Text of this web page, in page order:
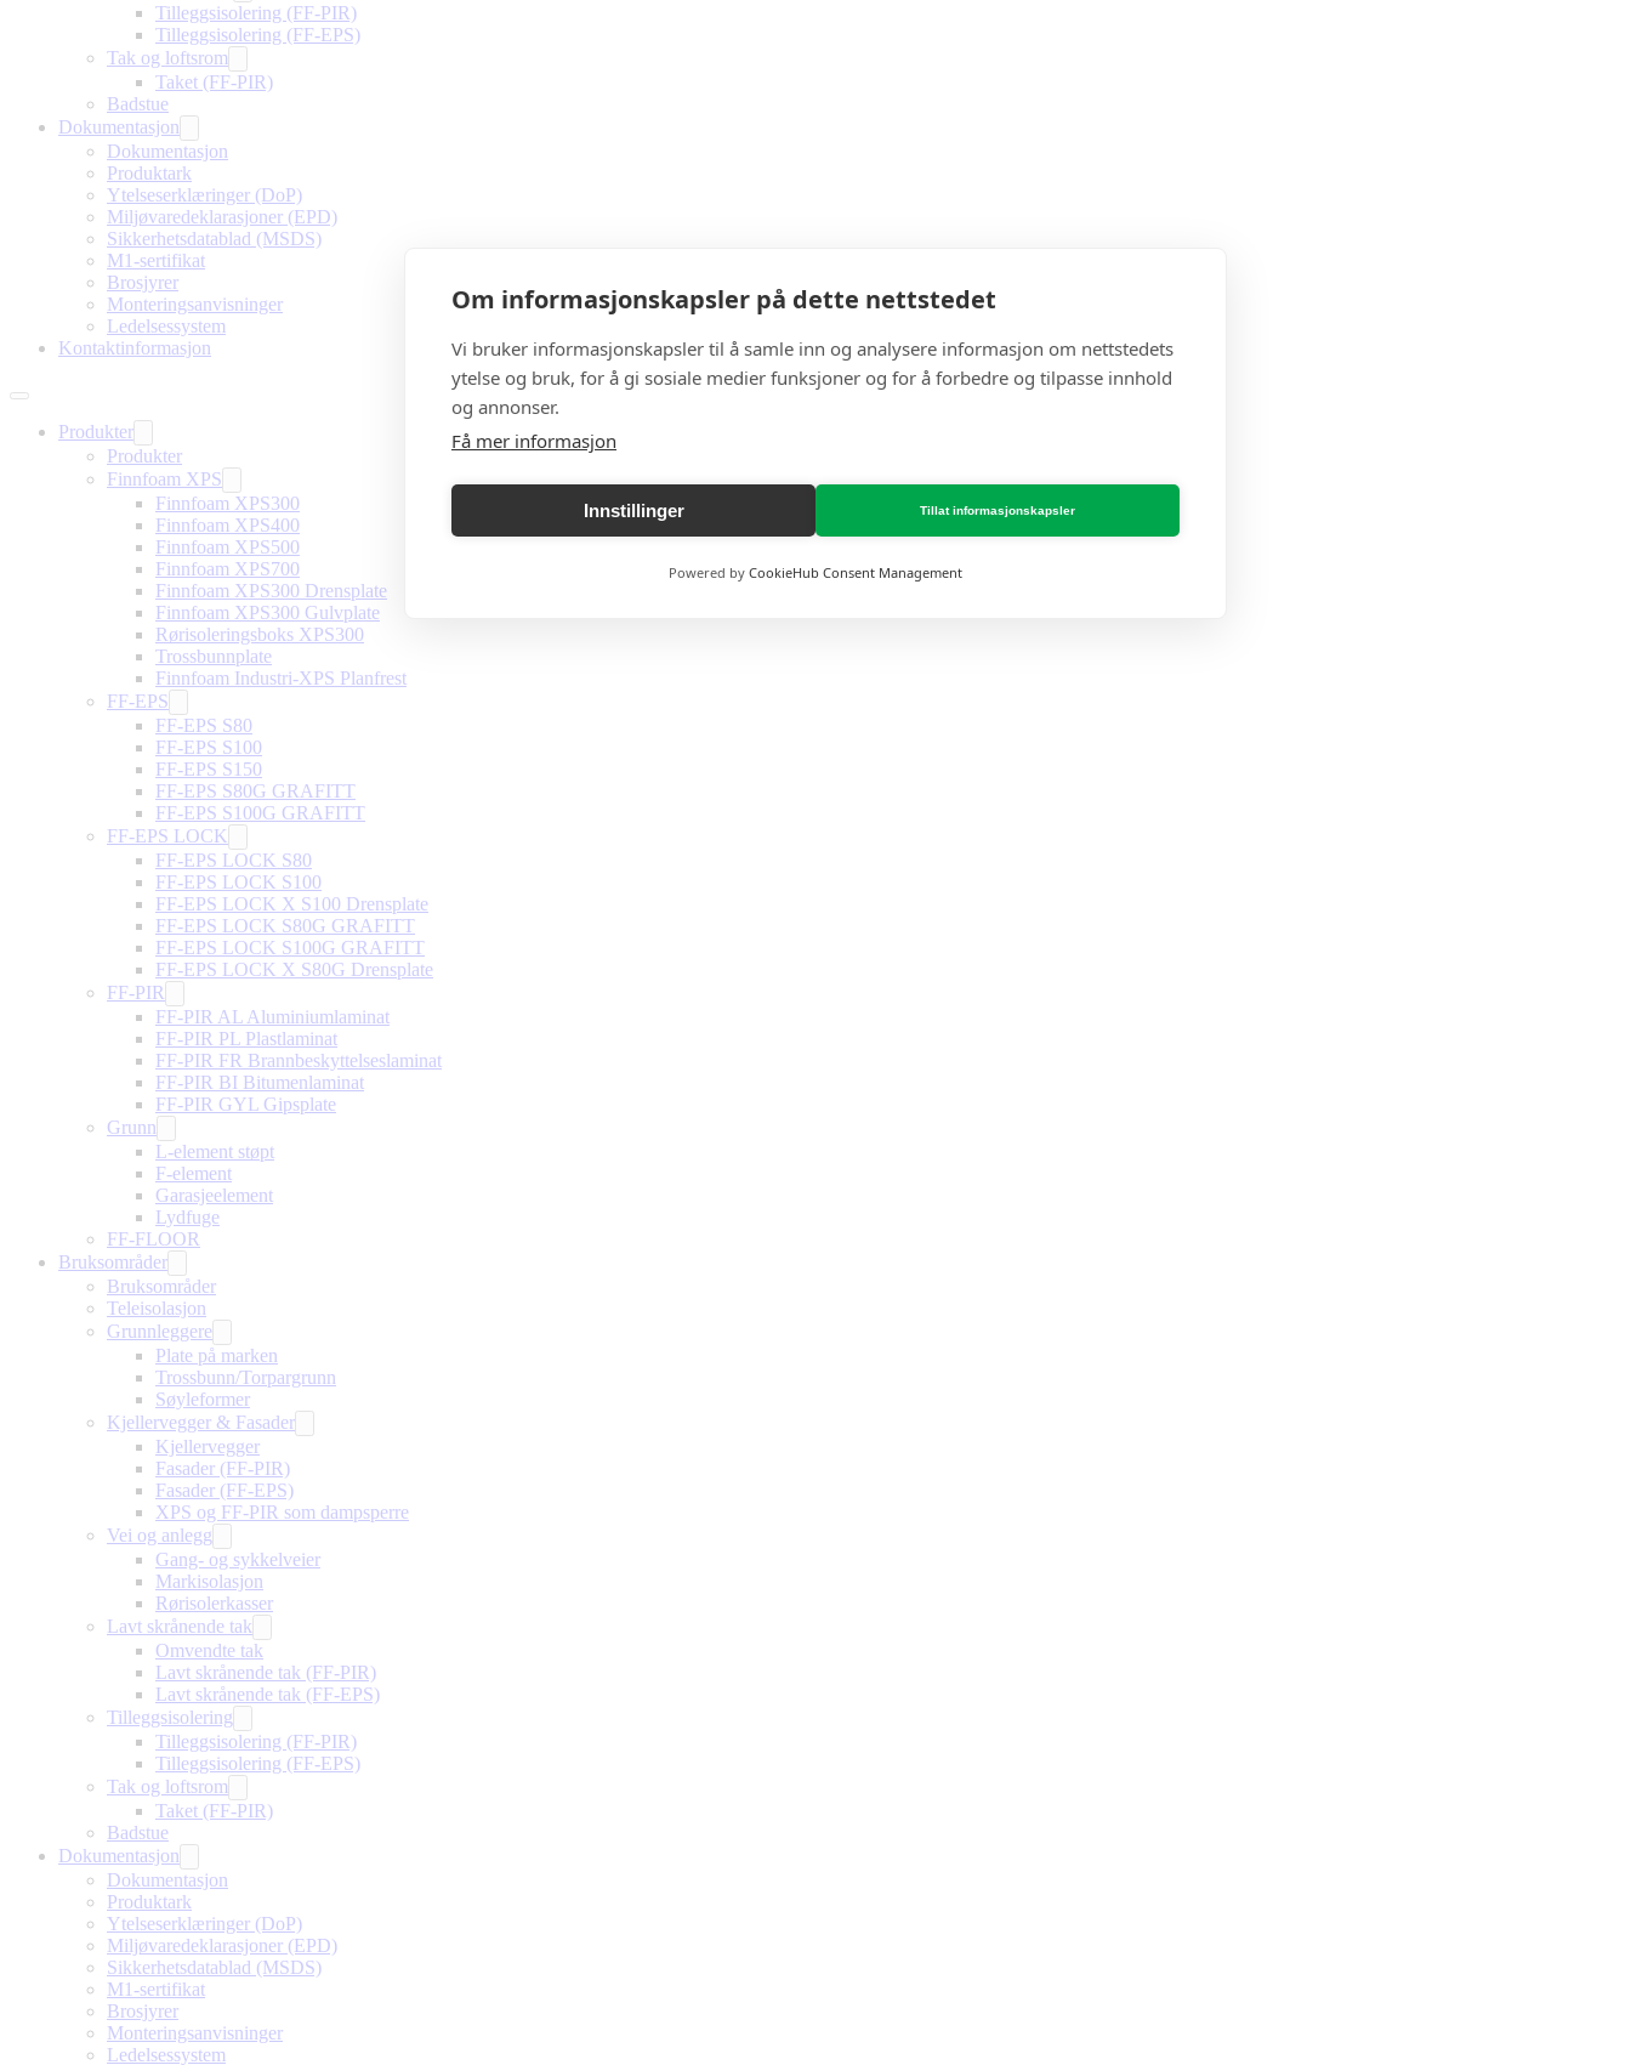
Om informasjonskapsler på dette nettstedet
Vi bruker informasjonskapsler til å samle inn og analysere informasjon om nettstedets
ytelse og bruk, for å gi sosiale medier funksjoner og for å forbedre og tilpasse innhold
og annonser.
Få mer informasjon
Innstillinger Tillat informasjonskapsler
Powered by CookieHub Consent Management
Tilleggsisolering (FF-PIR)
Tilleggsisolering (FF-EPS)
Tak og loftsrom
Taket (FF-PIR)
Badstue
Dokumentasjon
Dokumentasjon
Produktark
Ytelseserklæringer (DoP)
Miljøvaredeklarasjoner (EPD)
Sikkerhetsdatablad (MSDS)
M1-sertifikat
Brosjyrer
Monteringsanvisninger
Ledelsessystem
Kontaktinformasjon
Produkter
Produkter
Finnfoam XPS
Finnfoam XPS300
Finnfoam XPS400
Finnfoam XPS500
Finnfoam XPS700
Finnfoam XPS300 Drensplate
Finnfoam XPS300 Gulvplate
Rørisoleringsboks XPS300
Trossbunnplate
Finnfoam Industri-XPS Planfrest
FF-EPS
FF-EPS S80
FF-EPS S100
FF-EPS S150
FF-EPS S80G GRAFITT
FF-EPS S100G GRAFITT
FF-EPS LOCK
FF-EPS LOCK S80
FF-EPS LOCK S100
FF-EPS LOCK X S100 Drensplate
FF-EPS LOCK S80G GRAFITT
FF-EPS LOCK S100G GRAFITT
FF-EPS LOCK X S80G Drensplate
FF-PIR
FF-PIR AL Aluminiumlaminat
FF-PIR PL Plastlaminat
FF-PIR FR Brannbeskyttelseslaminat
FF-PIR BI Bitumenlaminat
FF-PIR GYL Gipsplate
Grunn
L-element støpt
F-element
Garasjeelement
Lydfuge
FF-FLOOR
Bruksområder
Bruksområder
Teleisolasjon
Grunnleggere
Plate på marken
Trossbunn/Torpargrunn
Søyleformer
Kjellervegger & Fasader
Kjellervegger
Fasader (FF-PIR)
Fasader (FF-EPS)
XPS og FF-PIR som dampsperre
Vei og anlegg
Gang- og sykkelveier
Markisolasjon
Rørisolerkasser
Lavt skrånende tak
Omvendte tak
Lavt skrånende tak (FF-PIR)
Lavt skrånende tak (FF-EPS)
Tilleggsisolering
Tilleggsisolering (FF-PIR)
Tilleggsisolering (FF-EPS)
Tak og loftsrom
Taket (FF-PIR)
Badstue
Dokumentasjon
Dokumentasjon
Produktark
Ytelseserklæringer (DoP)
Miljøvaredeklarasjoner (EPD)
Sikkerhetsdatablad (MSDS)
M1-sertifikat
Brosjyrer
Monteringsanvisninger
Ledelsessystem